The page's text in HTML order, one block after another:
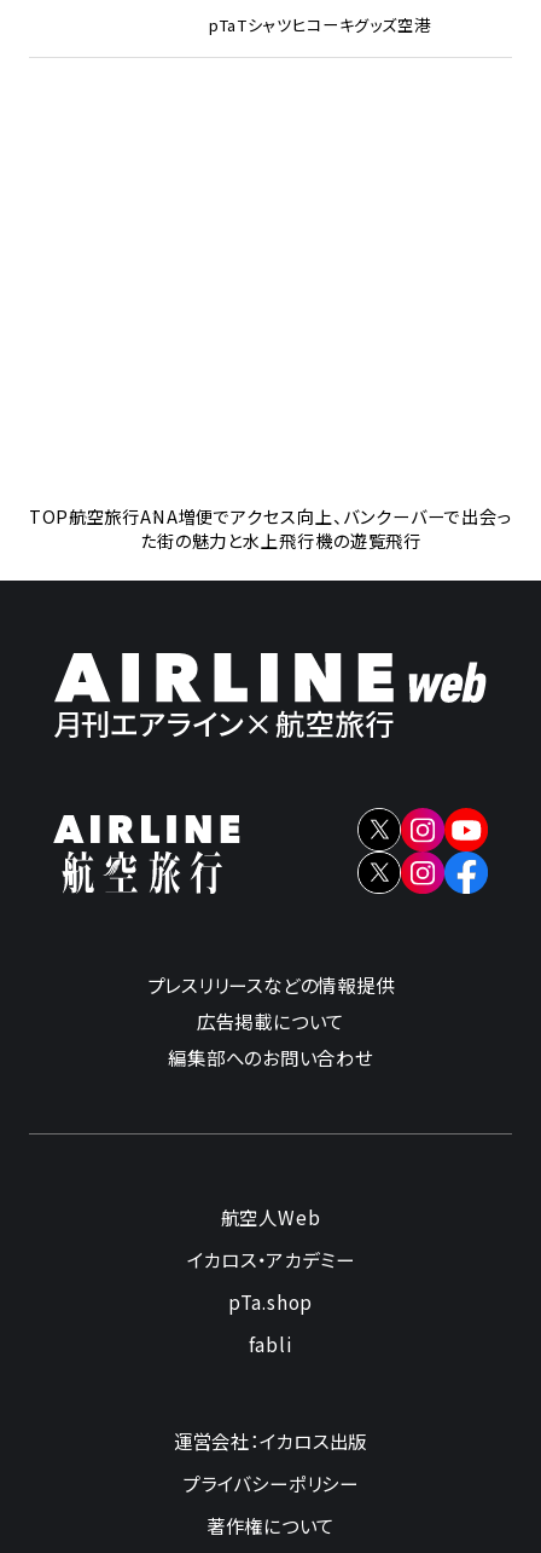
pTaTシャツヒコーキグッズ空港
TOP航空旅行ANA増便でアクセス向上、バンクーバーで出会っ
た街の魅力と水上飛行機の遊覧飛行
プレスリリースなどの情報提供
広告掲載について
編集部へのお問い合わせ
航空人Web
イカロス・アカデミー
pTa.shop
fabli
運営会社：イカロス出版
プライバシーポリシー
著作権について